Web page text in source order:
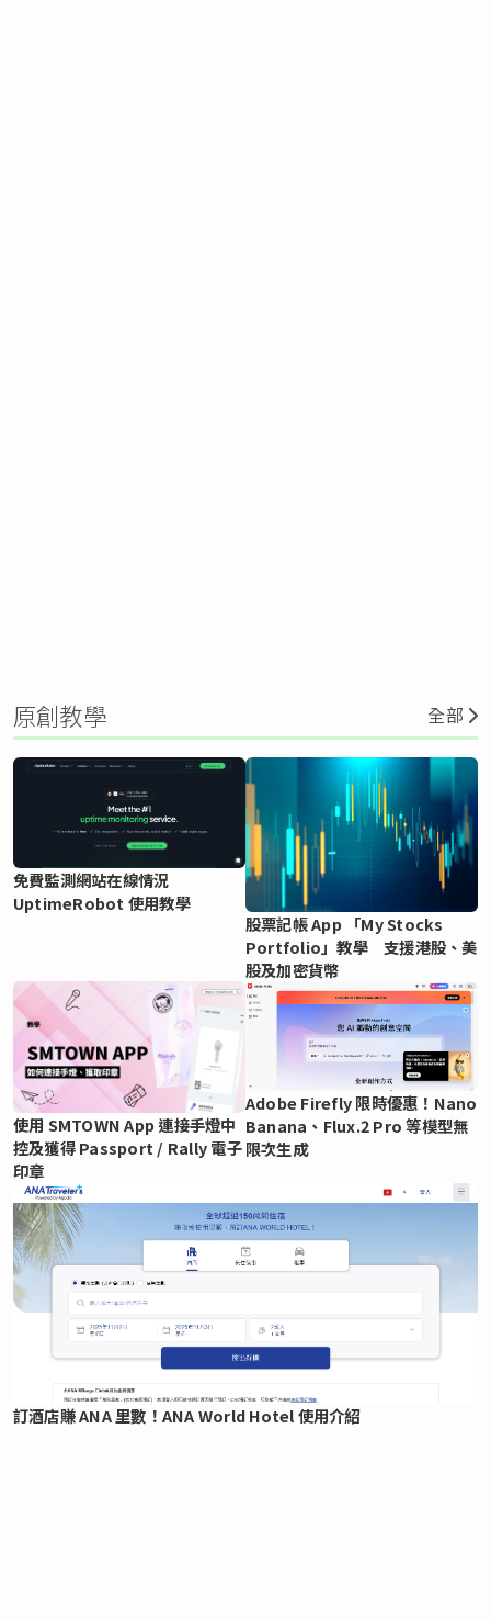
原創教學 全部
免費監測網站在線情況
UptimeRobot 使用教學
股票記帳 App 「My Stocks
Portfolio」教學 支援港股、美
股及加密貨幣
使用 SMTOWN App 連接手燈中
控及獲得 Passport / Rally 電子
印章
Adobe Firefly 限時優惠！Nano
Banana、Flux.2 Pro 等模型無
限次生成
訂酒店賺 ANA 里數！ANA World Hotel 使用介紹